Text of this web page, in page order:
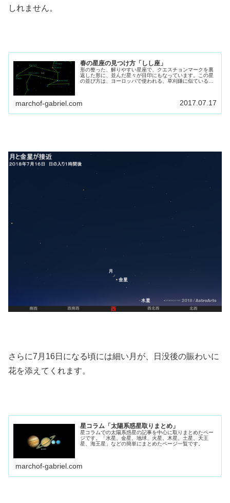
しれません。
春の星座の見つけ方「しし座」
形の整った、解りやすい星座で、クエスチョンマークを裏
返した形に、並んだ星々が目印にもなっています。この星
の並び方は、ヨーロッパで使われる、草刈鎌に似ているこ
marchof-gabriel.com 2017.07.17
さらに7月16日になる頃には細い月が、日没後の賑わいに
花を添えてくれます。
星コラム「太陽系惑星取りまとめ」
星コラムでの太陽系惑星の記事を中心に取りまとめたペー
ジです。「水星、金星、地球、火星、木星、土星、天王
星、海王星」などの簡単にまとめたページ一覧です。
marchof-gabriel.com